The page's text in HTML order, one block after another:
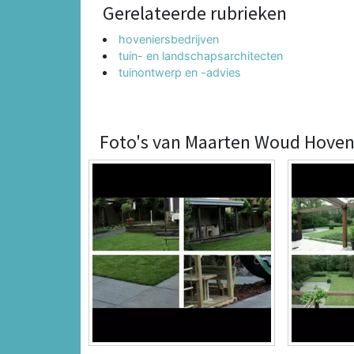
Gerelateerde rubrieken
hoveniersbedrijven
tuin- en landschapsarchitecten
tuinontwerp en -advies
Foto's van Maarten Woud